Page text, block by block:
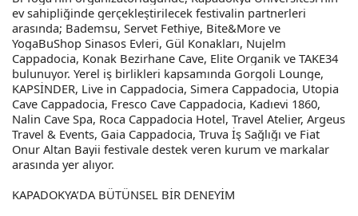
ev sahipliğinde gerçekleştirilecek festivalin partnerleri
arasında; Bademsu, Servet Fethiye, Bite&More ve
YogaBuShop Sinasos Evleri, Gül Konakları, Nujelm
Cappadocia, Konak Bezirhane Cave, Elite Organik ve TAKE34
bulunuyor. Yerel iş birlikleri kapsamında Gorgoli Lounge,
KAPSİNDER, Live in Cappadocia, Simera Cappadocia, Utopia
Cave Cappadocia, Fresco Cave Cappadocia, Kadıevi 1860,
Nalin Cave Spa, Roca Cappadocia Hotel, Travel Atelier, Argeus
Travel & Events, Gaia Cappadocia, Truva İş Sağlığı ve Fiat
Onur Altan Bayii festivale destek veren kurum ve markalar
arasında yer alıyor.
KAPADOKYA’DA BÜTÜNSEL BİR DENEYİM